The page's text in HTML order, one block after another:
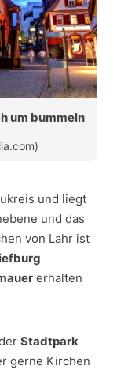
um bummeln
und liegt
und das
von Lahr ist
erhalten
Stadtpark
gerne Kirchen